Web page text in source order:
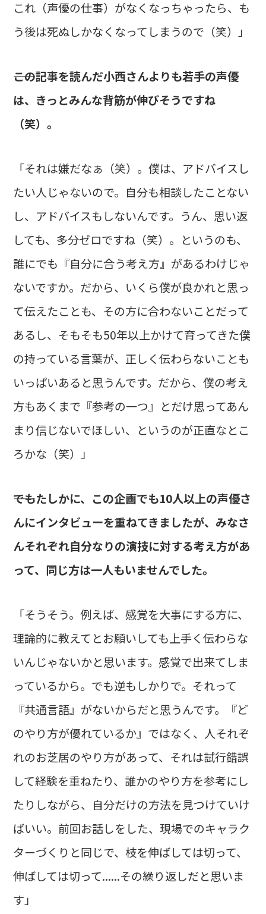
これ（声優の仕事）がなくなっちゃったら、も
う後は死ぬしかなくなってしまうので（笑）」
――この記事を読んだ小西さんよりも若手の声優
は、きっとみんな背筋が伸びそうですね
（笑）。
「それは嫌だなぁ（笑）。僕は、アドバイスし
たい人じゃないので。自分も相談したことない
し、アドバイスもしないんです。うん、思い返
しても、多分ゼロですね（笑）。というのも、
誰にでも『自分に合う考え方』があるわけじゃ
ないですか。だから、いくら僕が良かれと思っ
て伝えたことも、その方に合わないことだって
あるし、そもそも50年以上かけて育ってきた僕
の持っている言葉が、正しく伝わらないことも
いっぱいあると思うんです。だから、僕の考え
方もあくまで『参考の一つ』とだけ思ってあん
まり信じないでほしい、というのが正直なとこ
ろかな（笑）」
――でもたしかに、この企画でも10人以上の声優さ
んにインタビューを重ねてきましたが、みなさ
んそれぞれ自分なりの演技に対する考え方があ
って、同じ方は一人もいませんでした。
「そうそう。例えば、感覚を大事にする方に、
理論的に教えてとお願いしても上手く伝わらな
いんじゃないかと思います。感覚で出来てしま
っているから。でも逆もしかりで。それって
『共通言語』がないからだと思うんです。『ど
のやり方が優れているか』ではなく、人それぞ
れのお芝居のやり方があって、それは試行錯誤
して経験を重ねたり、誰かのやり方を参考にし
たりしながら、自分だけの方法を見つけていけ
ばいい。前回お話しをした、現場でのキャラク
ターづくりと同じで、枝を伸ばしては切って、
伸ばしては切って......その繰り返しだと思いま
す」